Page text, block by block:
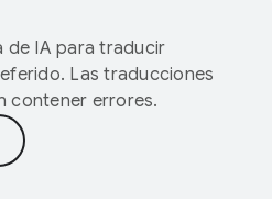
de IA para traducir
Las traducciones
contener errores.